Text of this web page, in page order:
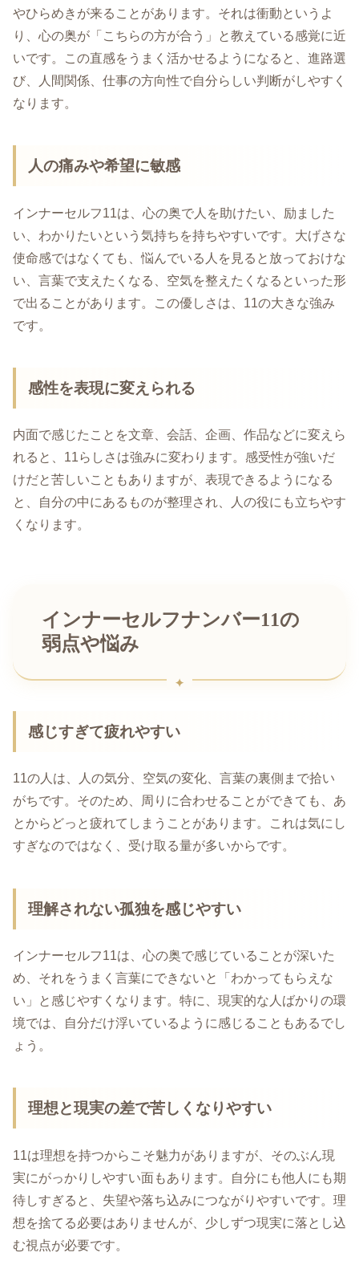
やひらめきが来ることがあります。それは衝動というよ
り、心の奥が「こちらの方が合う」と教えている感覚に近
いです。この直感をうまく活かせるようになると、進路選
び、人間関係、仕事の方向性で自分らしい判断がしやすく
なります。
人の痛みや希望に敏感
インナーセルフ11は、心の奥で人を助けたい、励ました
い、わかりたいという気持ちを持ちやすいです。大げさな
使命感ではなくても、悩んでいる人を見ると放っておけな
い、言葉で支えたくなる、空気を整えたくなるといった形
で出ることがあります。この優しさは、11の大きな強み
です。
感性を表現に変えられる
内面で感じたことを文章、会話、企画、作品などに変えら
れると、11らしさは強みに変わります。感受性が強いだ
けだと苦しいこともありますが、表現できるようになる
と、自分の中にあるものが整理され、人の役にも立ちやす
くなります。
インナーセルフナンバー11の
弱点や悩み
感じすぎて疲れやすい
11の人は、人の気分、空気の変化、言葉の裏側まで拾い
がちです。そのため、周りに合わせることができても、あ
とからどっと疲れてしまうことがあります。これは気にし
すぎなのではなく、受け取る量が多いからです。
理解されない孤独を感じやすい
インナーセルフ11は、心の奥で感じていることが深いた
め、それをうまく言葉にできないと「わかってもらえな
い」と感じやすくなります。特に、現実的な人ばかりの環
境では、自分だけ浮いているように感じることもあるでし
ょう。
理想と現実の差で苦しくなりやすい
11は理想を持つからこそ魅力がありますが、そのぶん現
実にがっかりしやすい面もあります。自分にも他人にも期
待しすぎると、失望や落ち込みにつながりやすいです。理
想を捨てる必要はありませんが、少しずつ現実に落とし込
む視点が必要です。